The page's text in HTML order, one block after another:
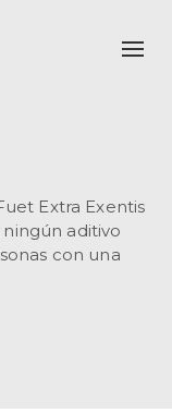
Extra Exentis
aditivo
con una